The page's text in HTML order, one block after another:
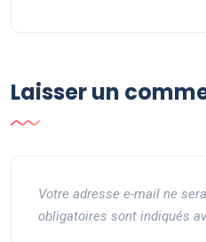
Laisser un
Votre adresse e-mail ne
obligatoires sont indiqués